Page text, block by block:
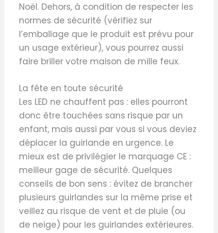
Noël. Dehors, à condition de respecter les
normes de sécurité (vérifiez sur
l’emballage que le produit est prévu pour
un usage extérieur), vous pourrez aussi
faire briller votre maison de mille feux.
La fête en toute sécurité
Les LED ne chauffent pas : elles pourront
donc être touchées sans risque par un
enfant, mais aussi par vous si vous deviez
déplacer la guirlande en urgence. Le
mieux est de privilégier le marquage CE :
meilleur gage de sécurité. Quelques
conseils de bon sens : évitez de brancher
plusieurs guirlandes sur la même prise et
veillez au risque de vent et de pluie (ou
de neige) pour les guirlandes extérieures.